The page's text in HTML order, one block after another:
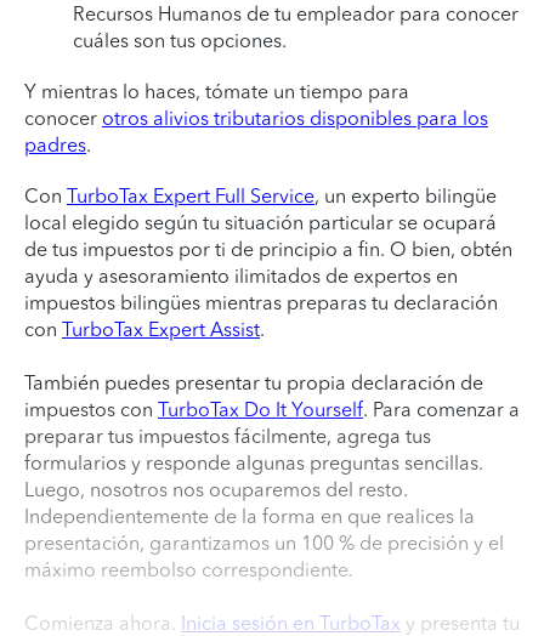
Recursos Humanos de tu empleador para conocer
cuáles son tus opciones.
Y mientras lo haces, tómate un tiempo para
conocer otros alivios tributarios disponibles para los
padres.
Con TurboTax Expert Full Service, un experto bilingüe
local elegido según tu situación particular se ocupará
de tus impuestos por ti de principio a fin. O bien, obtén
ayuda y asesoramiento ilimitados de expertos en
impuestos bilingües mientras preparas tu declaración
con TurboTax Expert Assist.
También puedes presentar tu propia declaración de
impuestos con TurboTax Do It Yourself. Para comenzar a
preparar tus impuestos fácilmente, agrega tus
formularios y responde algunas preguntas sencillas.
Luego, nosotros nos ocuparemos del resto.
Independientemente de la forma en que realices la
presentación, garantizamos un 100 % de precisión y el
máximo reembolso correspondiente.
Comienza ahora. Inicia sesión en TurboTax y presenta tu